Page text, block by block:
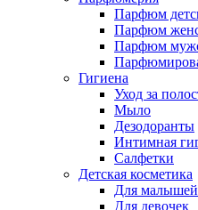
Парфюм
Парфюм
Парфюм
Гигиена
Уход за
Мыло
Дезодоранты
Интимная
Салфетки
Детская косметика
Для малышей
Для девочек